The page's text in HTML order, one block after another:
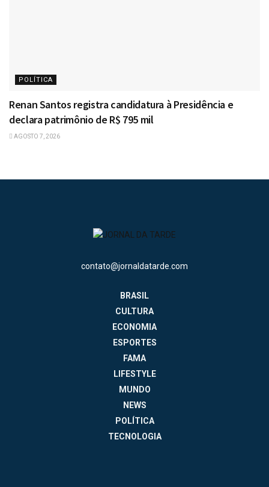
POLÍTICA
Renan Santos registra candidatura à Presidência e
declara patrimônio de R$ 795 mil
AGOSTO 7, 2026
contato@jornaldatarde.com
BRASIL
CULTURA
ECONOMIA
ESPORTES
FAMA
LIFESTYLE
MUNDO
NEWS
POLÍTICA
TECNOLOGIA